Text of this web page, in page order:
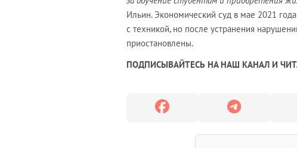
Ильин. Экономический суд в мае 2021
с техникой, но после устранения
приостановлены.
ПОДПИСЫВАЙТЕСЬ НА НАШ КАНАЛ И